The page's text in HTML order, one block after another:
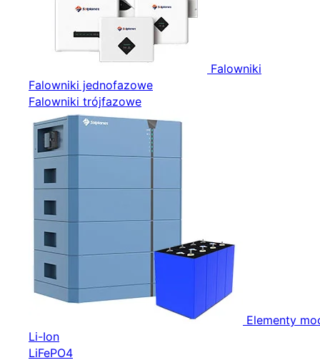
Falowniki
Falowniki jednofazowe
Falowniki trójfazowe
Elementy
Li-Ion
LiFePO4